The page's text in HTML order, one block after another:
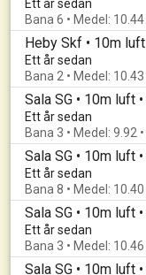
Ett år sedan
Bana 6 • Medel:
Heby Skf • 10m
Ett år sedan
Bana 2 • Medel:
Sala SG • 10m luft
Ett år sedan
Bana 3 • Medel: 9.92
Sala SG • 10m luft
Ett år sedan
Bana 8 • Medel:
Sala SG • 10m luft
Ett år sedan
Bana 3 • Medel:
Sala SG • 10m luft